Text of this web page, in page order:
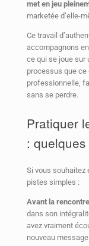
met en jeu
marketée d’elle-
Ce travail
accompagnons en
ce qui se joue sur
processus que ce
professionnelle,
sans se perdre.
Pratiquer
:
Si vous souhaitez
pistes simples :
Avant la
dans son
avez vraiment
nouveau